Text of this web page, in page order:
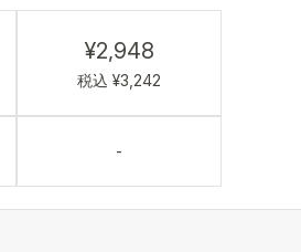
¥2,948
税込 ¥3,242
-